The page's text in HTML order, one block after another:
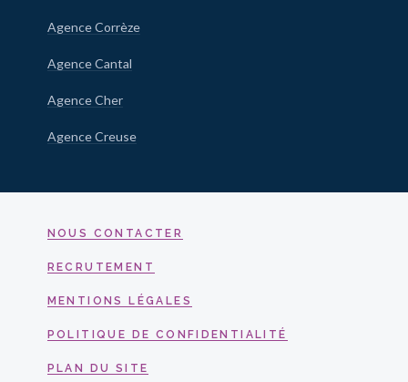
Agence Corrèze
Agence Cantal
Agence Cher
Agence Creuse
NOUS CONTACTER
RECRUTEMENT
MENTIONS LÉGALES
POLITIQUE DE CONFIDENTIALITÉ
PLAN DU SITE